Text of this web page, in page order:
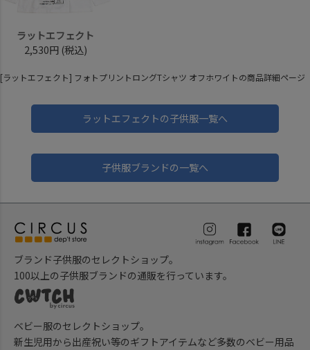
ラットエフェクト
2,530円 (税込)
[ラットエフェクト] フォトプリントロングTシャツ オフホワイトの商品詳細ページ
ラットエフェクトの子供服一覧へ
子供服ブランドの一覧へ
ブランド子供服のセレクトショップ。
100以上の子供服ブランドの通販を行っています。
ベビー服のセレクトショップ。
新生児用から出産祝い等のギフトアイテムなど多数のベビー用品